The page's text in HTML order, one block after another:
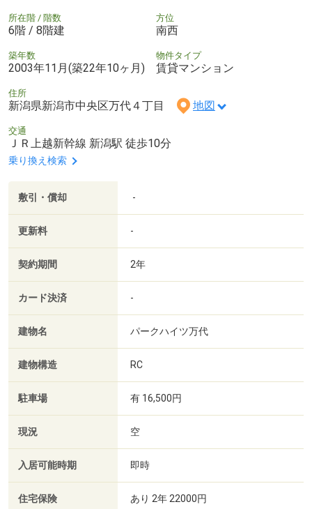
所在階 / 階数
6階 / 8階建
方位
南西
築年数
2003年11月(築22年10ヶ月)
物件タイプ
賃貸マンション
住所
新潟県新潟市中央区万代４丁目 地図
交通
ＪＲ上越新幹線 新潟駅 徒歩10分
乗り換え検索
敷引・償却 -
更新料 -
契約期間 2年
カード決済 -
建物名 パークハイツ万代
建物構造 RC
駐車場 有 16,500円
現況 空
入居可能時期 即時
住宅保険 あり 2年 22000円